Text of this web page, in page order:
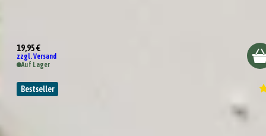
19,95 €
zzgl. Versand
Auf Lager
Bestseller